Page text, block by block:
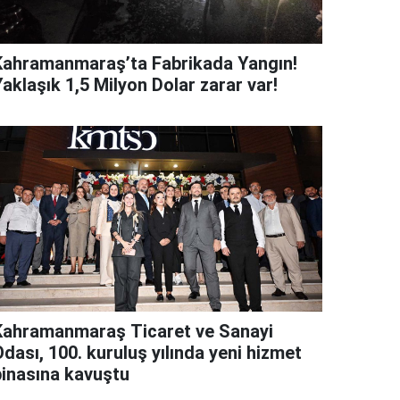
Fabrikada Yangın!
1,5 Milyon Dolar zarar var!
Ticaret ve Sanayi
100. kuruluş yılında yeni hizmet
kavuştu